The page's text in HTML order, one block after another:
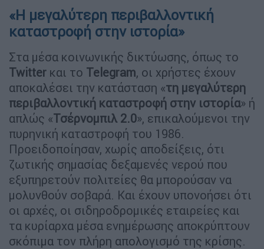
«Η μεγαλύτερη περιβαλλοντική
καταστροφή στην ιστορία»
Στα μέσα κοινωνικής δικτύωσης, όπως το
Twitter και το Telegram, οι χρήστες έχουν
αποκαλέσει την κατάσταση «τη μεγαλύτερη
περιβαλλοντική καταστροφή στην ιστορία» ή
απλώς «Τσέρνομπιλ 2.0», επικαλούμενοι την
πυρηνική καταστροφή του 1986.
Προειδοποίησαν, χωρίς αποδείξεις, ότι
ζωτικής σημασίας δεξαμενές νερού που
εξυπηρετούν πολιτείες θα μπορούσαν να
μολυνθούν σοβαρά. Και έχουν υπονοήσει ότι
οι αρχές, οι σιδηροδρομικές εταιρείες και
τα κυρίαρχα μέσα ενημέρωσης αποκρύπτουν
σκόπιμα τον πλήρη απολογισμό της κρίσης.